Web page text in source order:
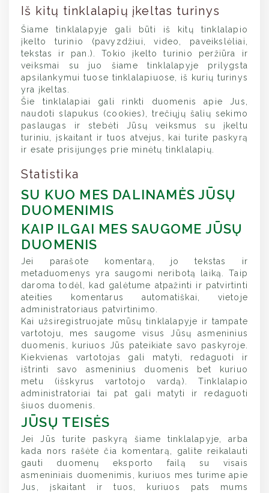
Iš kitų tinklalapių įkeltas turinys
Šiame tinklalapyje gali būti iš kitų tinklalapio
įkelto turinio (pavyzdžiui, video, paveikslėliai,
tekstas ir pan.). Tokio įkelto turinio peržiūra ir
veiksmai su juo šiame tinklalapyje prilygsta
apsilankymui tuose tinklalapiuose, iš kurių turinys
yra įkeltas.
Šie tinklalapiai gali rinkti duomenis apie Jus,
naudoti slapukus (cookies), trečiųjų šalių sekimo
paslaugas ir stebėti Jūsų veiksmus su įkeltu
turiniu, įskaitant ir tuos atvejus, kai turite paskyrą
ir esate prisijungęs prie minėtų tinklalapių.
Statistika
SU KUO MES DALINAMĖS JŪSŲ
DUOMENIMIS
KAIP ILGAI MES SAUGOME JŪSŲ
DUOMENIS
Jei parašote komentarą, jo tekstas ir
metaduomenys yra saugomi neribotą laiką. Taip
daroma todėl, kad galėtume atpažinti ir patvirtinti
ateities komentarus automatiškai, vietoje
administratoriaus patvirtinimo.
Kai užsiregistruojate mūsų tinklalapyje ir tampate
vartotoju, mes saugome visus Jūsų asmeninius
duomenis, kuriuos Jūs pateikiate savo paskyroje.
Kiekvienas vartotojas gali matyti, redaguoti ir
ištrinti savo asmeninius duomenis bet kuriuo
metu (išskyrus vartotojo vardą). Tinklalapio
administratoriai tai pat gali matyti ir redaguoti
šiuos duomenis.
JŪSŲ TEISĖS
Jei Jūs turite paskyrą šiame tinklalapyje, arba
kada nors rašėte čia komentarą, galite reikalauti
gauti duomenų eksporto failą su visais
asmeniniais duomenimis, kuriuos mes turime apie
Jus, įskaitant ir tuos, kuriuos pats mums